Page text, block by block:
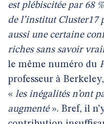
est plébiscitée par 68
de l’institut Cluster17
aussi une certaine
riches sans savoir
le même numéro du
professeur à
« les inégalités n’ont
augmenté». Bref, il